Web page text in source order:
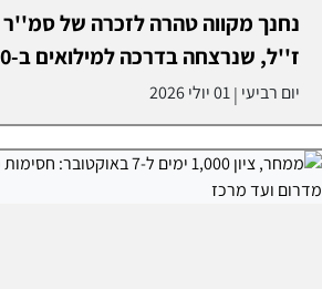
נחנך מקווה טהרה לזכרה של סמ''ר
ז''ל, שנרצחה בדרכה למילואים ב-7.10
יום רביעי |01 יולי 2026